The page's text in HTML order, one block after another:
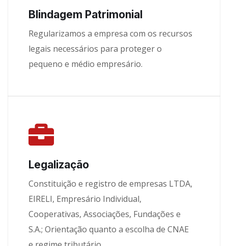
Blindagem Patrimonial
Regularizamos a empresa com os recursos
legais necessários para proteger o
pequeno e médio empresário.
Legalização
Constituição e registro de empresas LTDA,
EIRELI, Empresário Individual,
Cooperativas, Associações, Fundações e
S.A.; Orientação quanto a escolha de CNAE